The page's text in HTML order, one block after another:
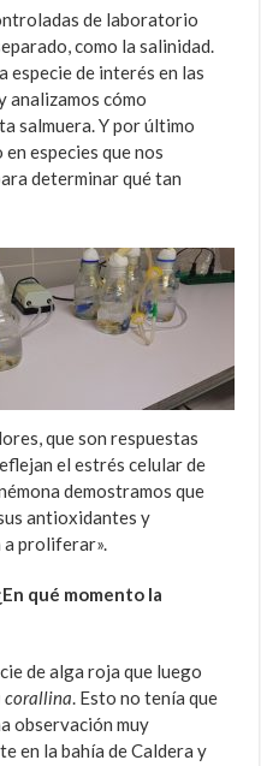
de laboratorio
como la salinidad.
especie de interés en las
analizamos cómo
salmuera. Y por último
especies que nos
determinar qué tan
que son respuestas
el estrés celular de
demostramos que
antioxidantes y
a proliferar».
qué momento la
de alga roja que luego
corallina. Esto no tenía que
observación muy
en la bahía de Caldera y